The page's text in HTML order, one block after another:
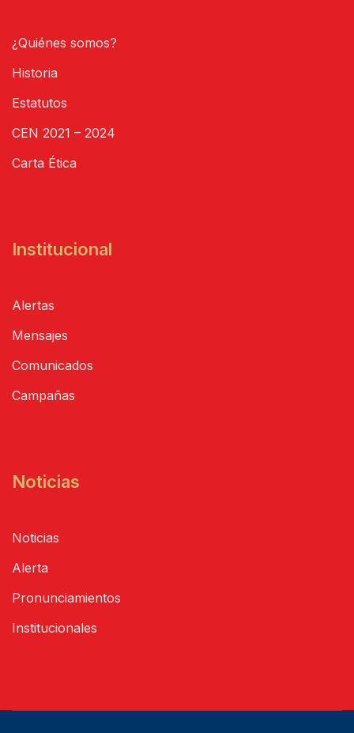
¿Quiénes somos?
Historia
Estatutos
CEN 2021 – 2024
Carta Ética
Institucional
Alertas
Mensajes
Comunicados
Campañas
Noticias
Noticias
Alerta
Pronunciamientos
Institucionales